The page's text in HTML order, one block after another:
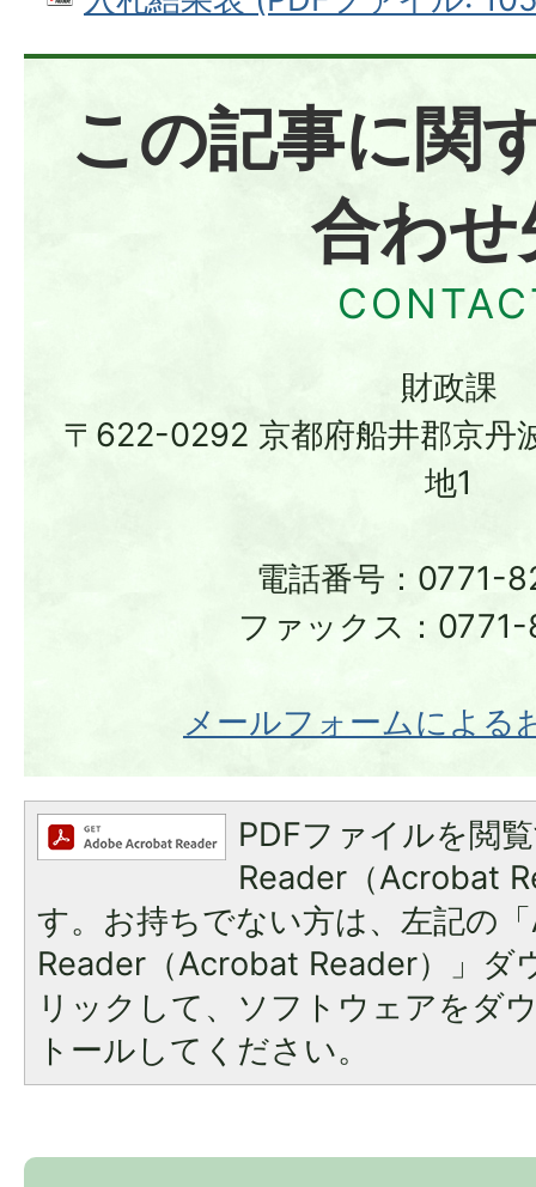
この記事に関
合わせ
財政課
〒622-0292 京都府船井郡京丹
地1
電話番号：0771-
ファックス：
メールフォームによる
PDFファイルを閲
Reader（Acrobat
す。お持ちでない方は、左記の
Reader（Acrobat Reader）」ダ
リックして、ソフトウェアをダ
トールしてください。